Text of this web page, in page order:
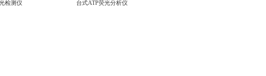
台式ATP荧光分析仪